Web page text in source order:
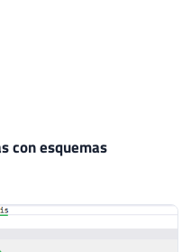
con esquemas